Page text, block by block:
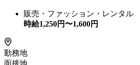
販売・ファッション・レンタル
時給1,250円〜1,600円
勤務地
面接地